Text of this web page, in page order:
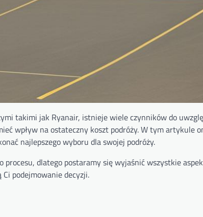
takimi jak Ryanair, istnieje wiele czynników do
wpływ na ostateczny koszt podróży. W tym artykule
najlepszego wyboru dla swojej podróży.
dlatego postaramy się wyjaśnić wszystkie
podejmowanie decyzji.